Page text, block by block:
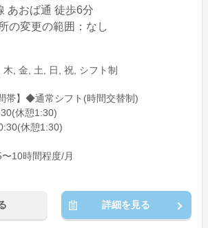
あおば通 徒歩6分
の変更の範囲：なし
木, 金, 土, 日, 祝, シフト制
帯】◆通常シフト(時間交替制)
休憩1:30)
休憩1:30)
10時間程度/月
詳細を見る